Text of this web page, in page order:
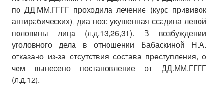
по ДД.ММ.ГГГГ проходила лечение (курс прививок
антирабических), диагноз: укушенная ссадина левой
половины лица (л.д.13,26,31). В возбуждении
уголовного дела в отношении Бабаскиной Н.А.
отказано из-за отсутствия состава преступления, о
чем вынесено постановление от ДД.ММ.ГГГГ
(л.д.12).